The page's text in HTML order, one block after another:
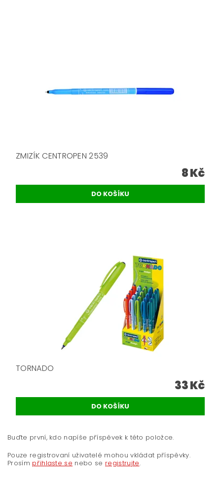
ZMIZÍK CENTROPEN 2539
8 Kč
TORNADO
33 Kč
Buďte první, kdo napíše příspěvek k této položce.
Pouze registrovaní uživatelé mohou vkládat příspěvky.
Prosím přihlaste se nebo se registrujte.